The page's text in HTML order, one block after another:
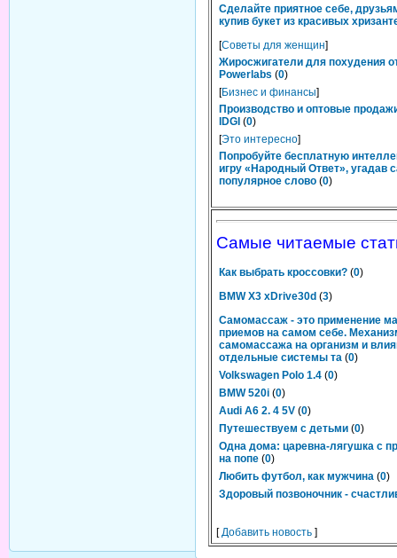
Сделайте приятное себе,
купив букет из красивых
[Советы для женщин]
Жиросжигатели для похудения
Powerlabs (0)
[Бизнес и финансы]
Производство и оптовые
IDGI (0)
[Это интересно]
Попробуйте бесплатную
игру «Народный Ответ», угадав
популярное слово (0)
Самые читаемые
Как выбрать кроссовки? (0)
BMW X3 xDrive30d (3)
Самомассаж - это применение
приемов на самом себе.
самомассажа на организм и
отдельные системы та (0)
Volkswagen Polo 1.4 (0)
BMW 520i (0)
Audi A6 2. 4 5V (0)
Путешествуем с детьми (0)
Одна дома: царевна-лягушка с
на попе (0)
Любить футбол, как мужчина (0)
Здоровый позвоночник -
[Добавить новость ]